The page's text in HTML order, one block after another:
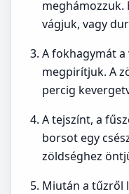
vágjuk, vagy
A fokhagymát
megpirítjuk. A
percig
A tejszínt, a
borsot egy
zöldséghez
Miután a tűzről